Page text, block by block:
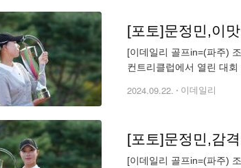
[포토]문정민,이
[이데일리 골프in=(파주)
컨트리클럽에서 열린 대
2024.09.22. 이데일리
[포토]문정민,감
[이데일리 골프in=(파주)